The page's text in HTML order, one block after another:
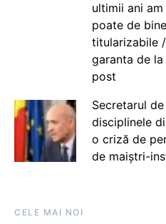
ultimii ani
poate de
titularizabile
garanta de
post
Secretarul
disciplinele
o criză de
de maiștri-
CELE MAI NOI